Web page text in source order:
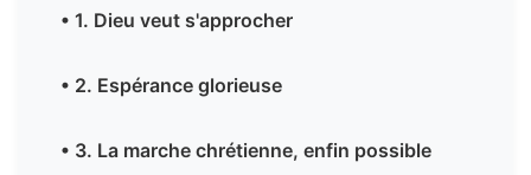
• 1. Dieu veut s'approcher
• 2. Espérance glorieuse
• 3. La marche chrétienne, enfin possible